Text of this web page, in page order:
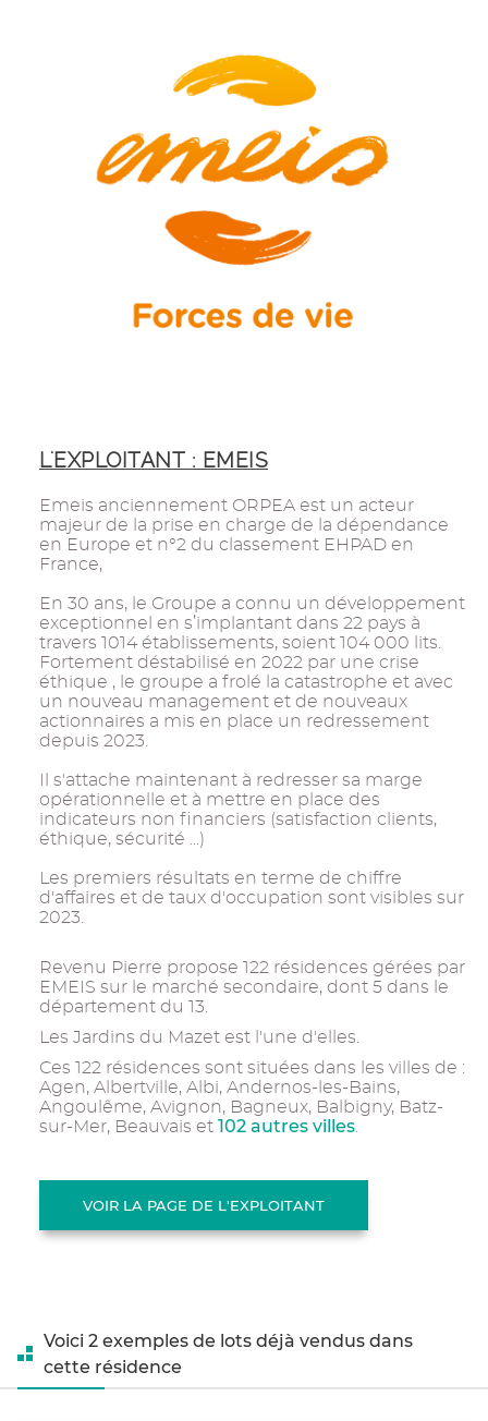
L'EXPLOITANT : EMEIS
Emeis anciennement ORPEA est un acteur
majeur de la prise en charge de la dépendance
en Europe et n°2 du classement EHPAD en
France,
En 30 ans, le Groupe a connu un développement
exceptionnel en s’implantant dans 22 pays à
travers 1014 établissements, soient 104 000 lits.
Fortement déstabilisé en 2022 par une crise
éthique , le groupe a frolé la catastrophe et avec
un nouveau management et de nouveaux
actionnaires a mis en place un redressement
depuis 2023.
Il s'attache maintenant à redresser sa marge
opérationnelle et à mettre en place des
indicateurs non financiers (satisfaction clients,
éthique, sécurité ...)
Les premiers résultats en terme de chiffre
d'affaires et de taux d'occupation sont visibles sur
2023.
Revenu Pierre propose 122 résidences gérées par
EMEIS sur le marché secondaire, dont 5 dans le
département du 13.
Les Jardins du Mazet est l'une d'elles.
Ces 122 résidences sont situées dans les villes de :
Agen, Albertville, Albi, Andernos-les-Bains,
Angoulême, Avignon, Bagneux, Balbigny, Batz-
sur-Mer, Beauvais et 102 autres villes.
VOIR LA PAGE DE L'EXPLOITANT
Voici 2 exemples de lots déjà vendus dans
cette résidence